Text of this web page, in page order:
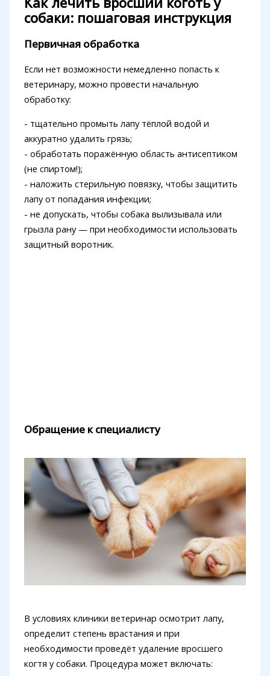
собаки: пошаговая инструкция
Первичная обработка
Если нет возможности немедленно попасть к
ветеринару, можно провести начальную
обработку:
- тщательно промыть лапу тёплой водой и
аккуратно удалить грязь;
- обработать поражённую область антисептиком
(не спиртом!);
- наложить стерильную повязку, чтобы защитить
лапу от попадания инфекции;
- не допускать, чтобы собака вылизывала или
грызла рану — при необходимости использовать
защитный воротник.
Обращение к специалисту
В условиях клиники ветеринар осмотрит лапу,
определит степень врастания и при
необходимости проведёт удаление вросшего
когтя у собаки. Процедура может включать: